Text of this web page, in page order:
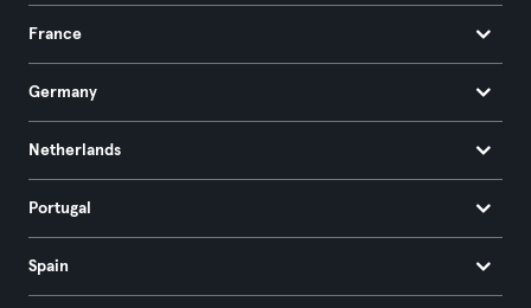
France
Germany
Netherlands
Portugal
Spain